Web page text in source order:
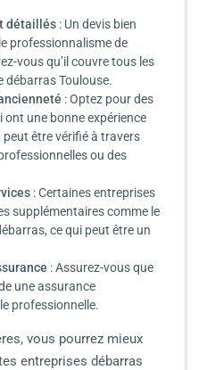
détaillés: Un devis bien
professionnalisme de
vous qu’il couvre tous les
débarras Toulouse.
: Optez pour des
ont une bonne expérience
peut être vérifié à travers
ou des
: Certaines entreprises
supplémentaires comme le
ce qui peut être un
: Assurez-vous que
une assurance
professionnelle.
vous pourrez mieux
entreprises débarras